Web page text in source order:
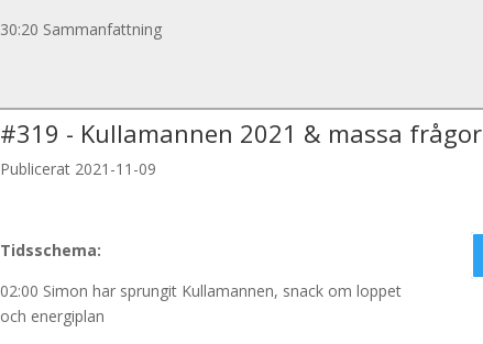
30:20 Sammanfattning
#319 - Kullamannen 2021 & massa frågor
Publicerat 2021-11-09
Tidsschema:
02:00 Simon har sprungit Kullamannen, snack om loppet
och energiplan